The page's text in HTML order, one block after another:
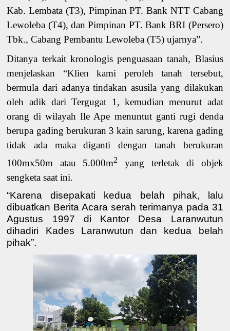
Kab. Lembata (T3), Pimpinan PT. Bank NTT Cabang
Lewoleba (T4), danPimpinan PT. Bank BRI (Persero)
Tbk.,Cabang Pembantu Lewoleba (T5) ujarnya”.
Ditanya terkait kronologis penguasaan tanah, Blasius
menjelaskan “Klien kami peroleh tanah tersebut,
bermula dari adanya tindakan asusila yang dilakukan
oleh adik dari Tergugat 1, kemudian menurut adat
orang di wilayah Ile Ape menuntut ganti rugi denda
berupa gading berukuran 3 kain sarung, karena gading
tidak ada maka diganti dengan tanah berukuran
100mx50m atau 5.000m2
yang terletak di objek
sengketa saat ini.
“Karena disepakati kedua belah pihak, lalu
dibuatkan Berita Acara serah terimanya pada 31
Agustus 1997 di Kantor Desa Laranwutun
dihadiri Kades Laranwutun dan kedua belah
pihak”.